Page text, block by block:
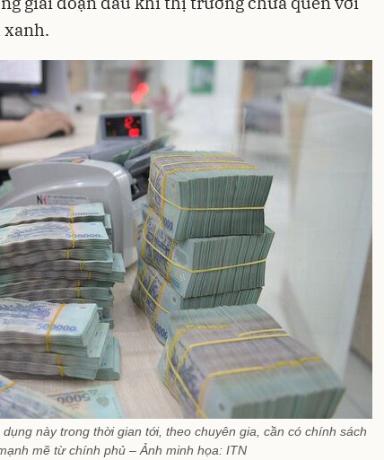
xanh.
này trong thời gian tới, theo chuyên gia, cần có chính sách
mẽ từ chính phủ – Ảnh minh họa: ITN